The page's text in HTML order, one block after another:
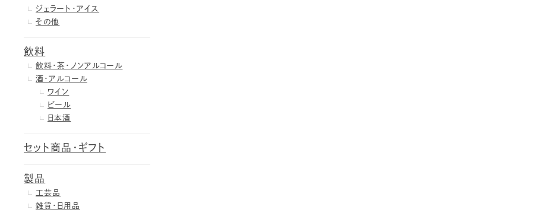
ジェラート・アイス
その他
飲料
飲料・茶・ノンアルコール
酒・アルコール
ワイン
ビール
日本酒
セット商品・ギフト
製品
工芸品
雑貨・日用品